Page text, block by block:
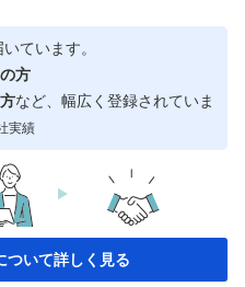
ています。
方
など、幅広く登録されていま
実績
ついて詳しく見る